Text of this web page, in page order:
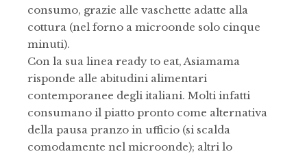
consumo, grazie alle vaschette adatte alla
cottura (nel forno a microonde solo cinque
minuti).
Con la sua linea ready to eat, Asiamama
risponde alle abitudini alimentari
contemporanee degli italiani. Molti infatti
consumano il piatto pronto come alternativa
della pausa pranzo in ufficio (si scalda
comodamente nel microonde); altri lo